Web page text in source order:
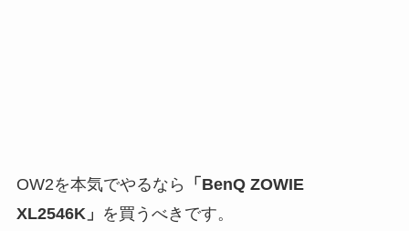
OW2を本気でやるなら
「BenQ ZOWIE
XL2546K」 を買うべきです。